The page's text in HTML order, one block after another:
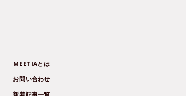
MEETIAとは
お問い合わせ
新着記事一覧